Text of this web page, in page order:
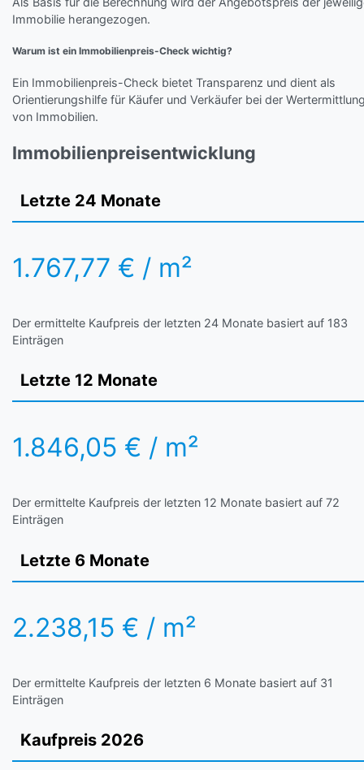
Immobilie herangezogen.
Warum ist ein Immobilienpreis-Check wichtig?
Ein Immobilienpreis-Check bietet Transparenz und dient als
Orientierungshilfe für Käufer und Verkäufer bei der
von Immobilien.
Immobilienpreisentwicklung
Letzte 24 Monate
1.767,77 € / m²
Der ermittelte Kaufpreis der letzten 24 Monate basiert auf 183
Einträgen
Letzte 12 Monate
1.846,05 € / m²
Der ermittelte Kaufpreis der letzten 12 Monate basiert auf 72
Einträgen
Letzte 6 Monate
2.238,15 € / m²
Der ermittelte Kaufpreis der letzten 6 Monate basiert auf 31
Einträgen
Kaufpreis 2026